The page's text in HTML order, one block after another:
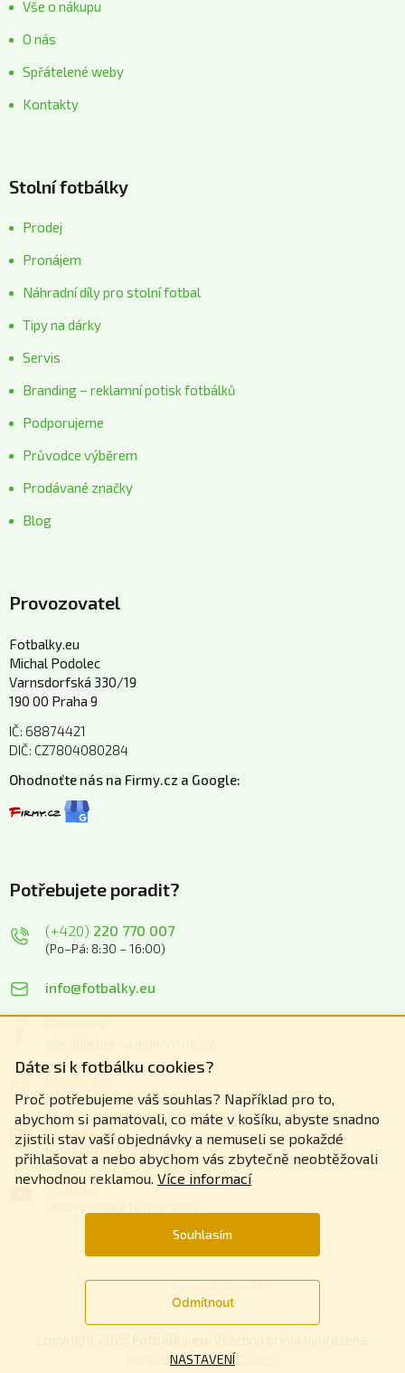
Dáte si k fotbálku cookies?
Proč potřebujeme váš souhlas? Například pro to,
abychom si pamatovali, co máte v košíku, abyste snadno
zjistili stav vaší objednávky a nemuseli se pokaždé
přihlašovat a nebo abychom vás zbytečně neobtěžovali
nevhodnou reklamou. Více informací
Souhlasím
NASTAVENÍ
Odmítnout
Vše o nákupu
O nás
Spřátelené weby
Kontakty
Stolní fotbálky
Prodej
Pronájem
Náhradní díly pro stolní fotbal
Tipy na dárky
Servis
Branding – reklamní potisk fotbálků
Podporujeme
Průvodce výběrem
Prodávané značky
Blog
Provozovatel
Fotbalky.eu
Michal Podolec
Varnsdorfská 330/19
190 00 Praha 9
IČ: 68874421
DIČ: CZ7804080284
Ohodnoťte nás na Firmy.cz a Google:
Potřebujete poradit?
(+420) 220 770 007
(Po–Pá: 8:30 – 16:00)
info@fotbalky.eu
Zážitky z našich akcí
Linkedin
Nahlédněte do zákulisí
Youtube
Vytvořil Shoptet
Upravit nastavení cookies